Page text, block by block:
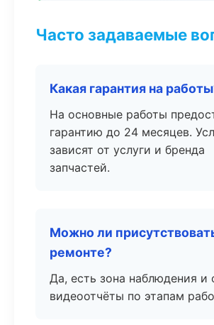
Часто задаваемые
Какая гарантия на
На основные работы
гарантию до 24 месяцев.
зависят от услуги и бренда
запчастей.
Можно ли
ремонте?
Да, есть зона наблюдения и
видеоотчёты по этапам